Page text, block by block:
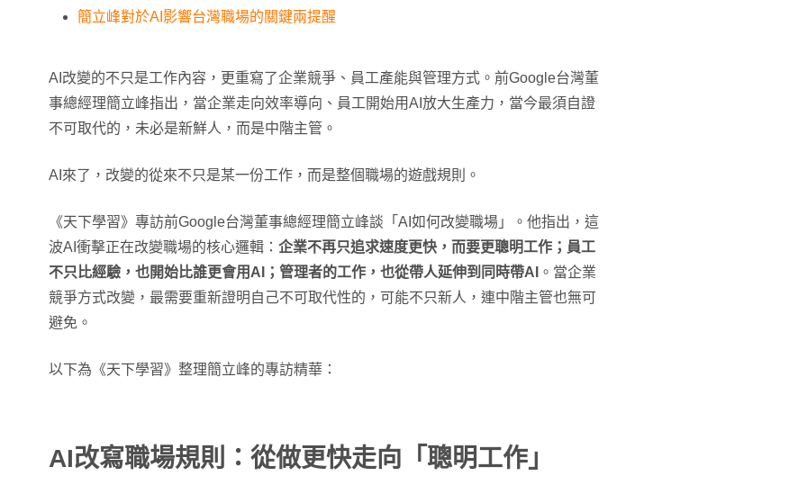
簡立峰對於AI影響台灣職場的關鍵兩提醒
AI改變的不只是工作內容，更重寫了企業競爭、員工產能與管理方式。前Google台灣董
事總經理簡立峰指出，當企業走向效率導向、員工開始用AI放大生產力，當今最須自證
不可取代的，未必是新鮮人，而是中階主管。
AI來了，改變的從來不只是某一份工作，而是整個職場的遊戲規則。
《天下學習》專訪前Google台灣董事總經理簡立峰談「AI如何改變職場」。他指出，這
波AI衝擊正在改變職場的核心邏輯： 企業不再只追求速度更快，而要更聰明工作；員工
不只比經驗，也開始比誰更會用AI；管理者的工作，也從帶人延伸到同時帶AI 。當企業
競爭方式改變，最需要重新證明自己不可取代性的，可能不只新人，連中階主管也無可
避免。
以下為《天下學習》整理簡立峰的專訪精華：
AI改寫職場規則：從做更快走向「聰明工作」